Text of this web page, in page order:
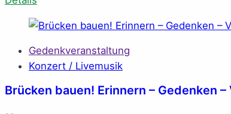
Ge­denk­ver­an­stal­tung
Konzert / Livemusik
Brücken bauen! Erinnern – Gedenken –